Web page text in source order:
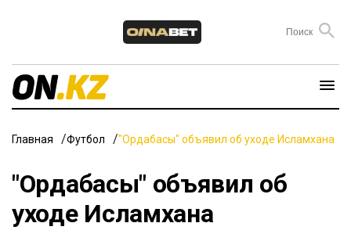
Главная Футбол "Ордабасы" объявил об уходе Исламхана
"Ордабасы" объявил об
уходе Исламхана